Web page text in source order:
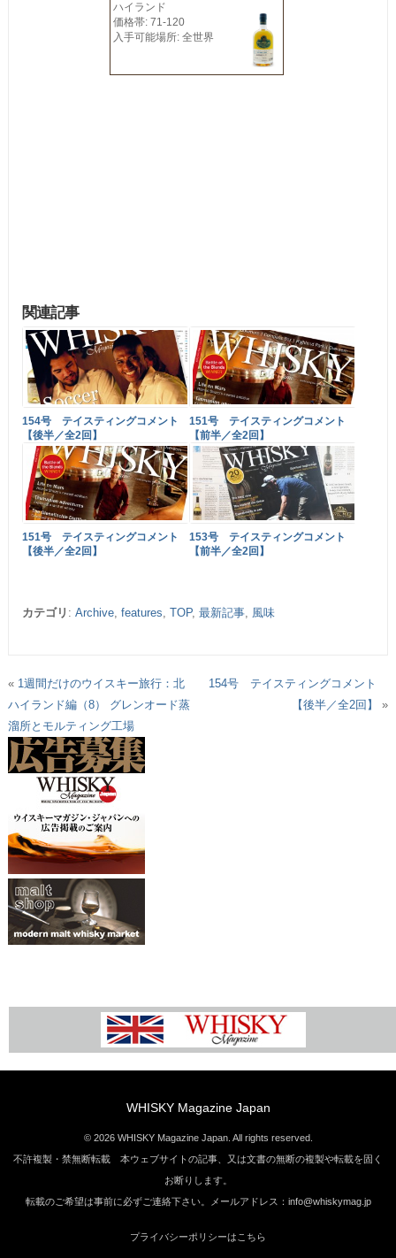
ハイランド
価格帯: 71-120
入手可能場所: 全世界
関連記事
154号 テイスティングコメント
【後半／全2回】
151号 テイスティングコメント
【前半／全2回】
151号 テイスティングコメント
【後半／全2回】
153号 テイスティングコメント
【前半／全2回】
カテゴリ : Archive, features, TOP, 最新記事, 風味
« 1週間だけのウイスキー旅行：北
ハイランド編（8） グレンオード蒸
溜所とモルティング工場
154号 テイスティングコメント
【後半／全2回】
»
WHISKY Magazine Japan
© 2026 WHISKY Magazine Japan. All rights reserved.
不許複製・禁無断転載 本ウェブサイトの記事、又は文書の無断の複製や転載を固く
お断りします。
転載のご希望は事前に必ずご連絡下さい。メールアドレス：info@whiskymag.jp
プライバシーポリシーはこちら